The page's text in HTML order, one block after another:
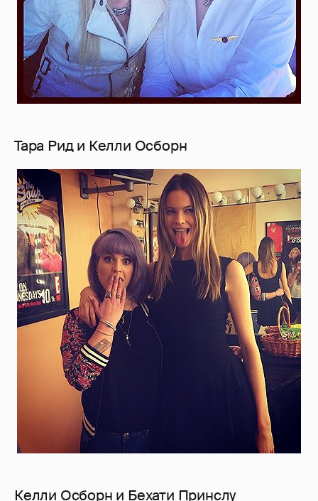
Тара Рид и Келли Осборн
Келли Осборн и Бехати Принслу